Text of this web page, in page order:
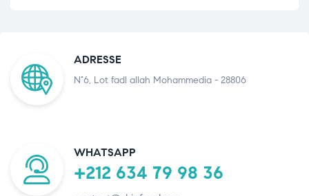
ADRESSE
N°6, Lot fadl allah Mohammedia - 28806
WHATSAPP
+212 634 79 98 36